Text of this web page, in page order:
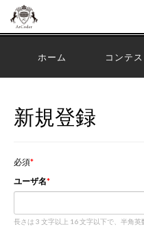
ホーム コンテ
新規登録
必須
ユーザ名
長さは 3 文字以上 16 文字以下で、半角英